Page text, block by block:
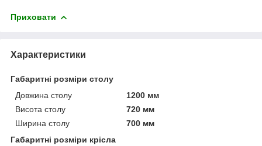
Приховати
Характеристики
Габаритні розміри столу
Довжина столу
1200 мм
Висота столу
720 мм
Ширина столу
700 мм
Габаритні розміри крісла